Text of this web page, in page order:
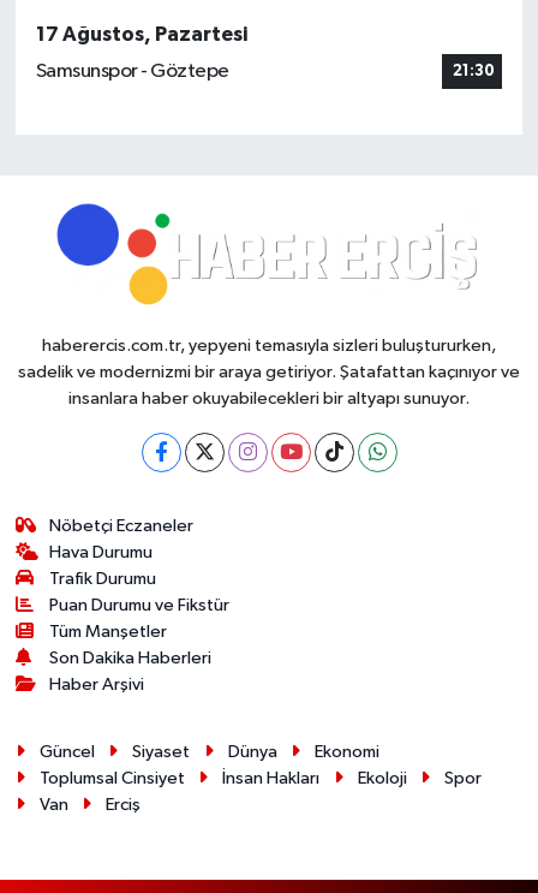
17 Ağustos, Pazartesi
Samsunspor - Göztepe
21:30
haberercis.com.tr, yepyeni temasıyla sizleri buluştururken,
sadelik ve modernizmi bir araya getiriyor. Şatafattan kaçınıyor ve
insanlara haber okuyabilecekleri bir altyapı sunuyor.
Nöbetçi Eczaneler
Hava Durumu
Trafik Durumu
Puan Durumu ve Fikstür
Tüm Manşetler
Son Dakika Haberleri
Haber Arşivi
Güncel Siyaset Dünya
Ekonomi
Toplumsal Cinsiyet
İnsan Hakları Ekoloji
Spor
Van
Erciş